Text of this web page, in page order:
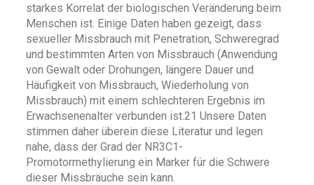
starkes Korrelat der biologischen Veränderung beim
Menschen ist. Einige Daten haben gezeigt, dass
sexueller Missbrauch mit Penetration, Schweregrad
und bestimmten Arten von Missbrauch (Anwendung
von Gewalt oder Drohungen, längere Dauer und
Häufigkeit von Missbrauch, Wiederholung von
Missbrauch) mit einem schlechteren Ergebnis im
Erwachsenenalter verbunden ist.21 Unsere Daten
stimmen daher überein diese Literatur und legen
nahe, dass der Grad der NR3C1-
Promotormethylierung ein Marker für die Schwere
dieser Missbräuche sein kann.